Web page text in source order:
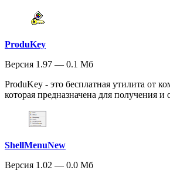
ProduKey
Версия 1.97 — 0.1 Мб
ProduKey - это бесплатная утилита от
которая предназначена для получения и
ShellMenuNew
Версия 1.02 — 0.0 Мб